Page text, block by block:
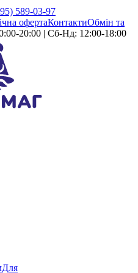
589-03-97
офертаКонтактиОбмін та
20:00 | Сб-Нд: 12:00-18:00
Для